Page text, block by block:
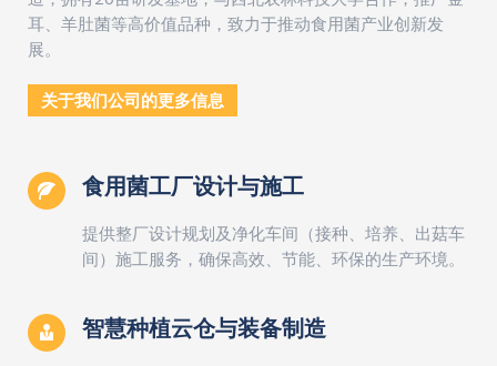
耳、羊肚菌等高价值品种，致力于推动食用菌产业创新发
展。
关于我们公司的更多信息
食用菌工厂设计与施工
提供整厂设计规划及净化车间（接种、培养、出菇车
间）施工服务，确保高效、节能、环保的生产环境。
智慧种植云仓与装备制造